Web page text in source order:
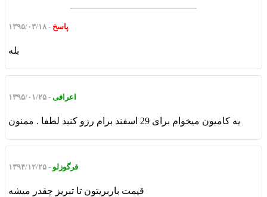
پاسخ - ۱۳۹۵/۰۳/۱۸
بله
اعرافی - ۱۳۹۵/۰۱/۲۵
یه کامیون میخوام برای 29 اسفند برام رزو کنید لطفا . ممنون
قرگوزلو - ۱۳۹۴/۱۲/۲۵
قیمت باربریتون تا تبریز چقدر میشه